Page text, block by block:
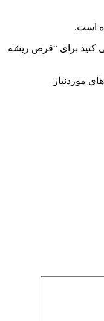
است.
کنید برای “قرص ریشه
موردنیاز